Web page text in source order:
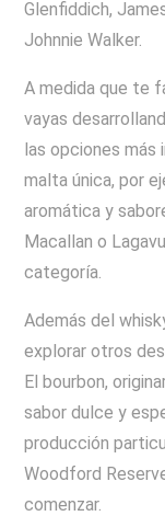
Glenfiddich,
Johnnie Walker.
A medida que te
vayas
las opciones más
malta única, por
aromática y
Macallan o
categoría.
Además del
explorar otros
El bourbon,
sabor dulce y
producción
Woodford
comenzar.